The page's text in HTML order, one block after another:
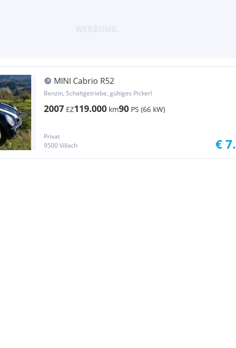
MINI Cabrio R52
Benzin, Schaltgetriebe, gültiges Pickerl
2007 EZ119.000 km90 PS (66 kW)
Privat
9500 Villach
€